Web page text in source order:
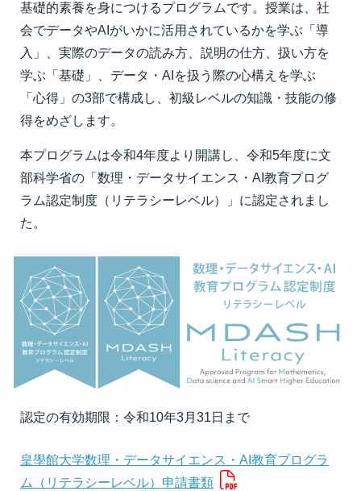
基礎的素養を身につけるプログラムです。授業は、社
会でデータやAIがいかに活用されているかを学ぶ「導
入」、実際のデータの読み方、説明の仕方、扱い方を
学ぶ「基礎」、データ・AIを扱う際の心構えを学ぶ
「心得」の3部で構成し、初級レベルの知識・技能の修
得をめざします。
本プログラムは令和4年度より開講し、令和5年度に文
部科学省の「数理・データサイエンス・AI教育プログ
ラム認定制度（リテラシーレベル）」に認定されまし
た。
認定の有効期限：令和10年3月31日まで
皇學館大学数理・データサイエンス・AI教育プログラ
ム（リテラシーレベル）申請書類